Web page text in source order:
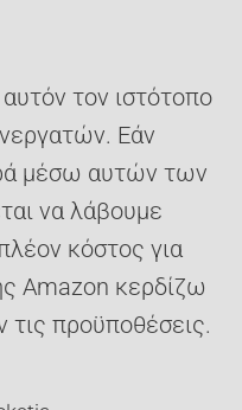
τον ιστότοπο
Εάν
μέσω αυτών των
να λάβουμε
κόστος για
Amazon κερδίζω
προϋποθέσεις.